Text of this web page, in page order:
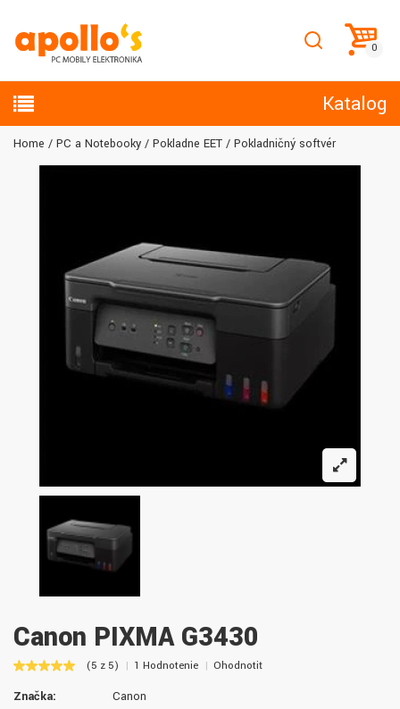
Katalog
Home PC a Notebooky Pokladne EET Pokladničný softvér
Canon PIXMA G3430
(5 z 5) 1 Hodnotenie Ohodnotiť
Značka:
Canon